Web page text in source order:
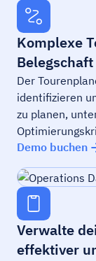
Komplexe
Der
identifizieren
zu planen,
Demo buchen
Verwalte
effektiver